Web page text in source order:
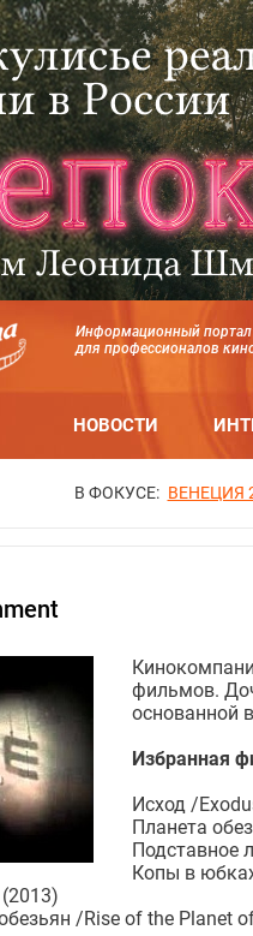
Информационный портал
для профессионалов
НОВОСТИ
В ФОКУСЕ: ВЕНЕЦИЯ
фильмов.
основанной
Избранная
Исход /
Планета
Подставное
Копы в
/Rise of the Planet